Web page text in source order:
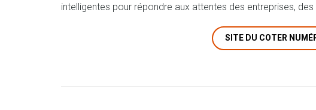
intelligentes pour répondre aux attentes des entreprises,
SITE DU COTER